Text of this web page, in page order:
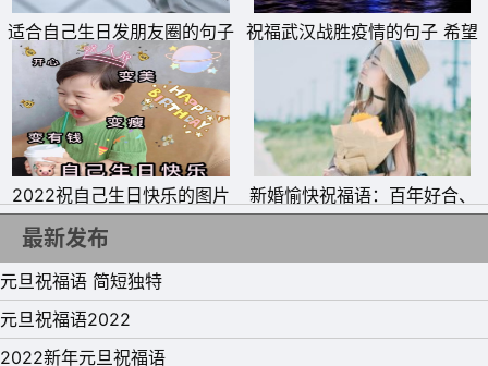
13、偶尔的繁忙，不代表遗忘;春节的到来，愿您心情荡漾;
曾落下的问候，这次一起补偿;所有的关心，凝聚一条短
信，愿您幸福安康!春节快乐!
14、祝您新年快乐，身体健康，全家幸福，工作顺利，万事
如意。
适合自己生日发朋友圈的句子
祝愿自己生日快乐的唯美短句
祝福武汉战胜疫情的句子 希望
逆行的医护人员平安凯旋说说
2022祝自己生日快乐的图片
新婚愉快祝福语：百年好合、
永结同心，幸福美满、永结同
最新发布
元旦祝福语 简短独特
元旦祝福语2022
2022新年元旦祝福语